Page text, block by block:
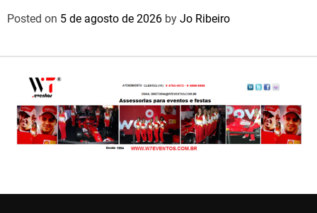
Posted on 5 de agosto de 2026 by Jo Ribeiro